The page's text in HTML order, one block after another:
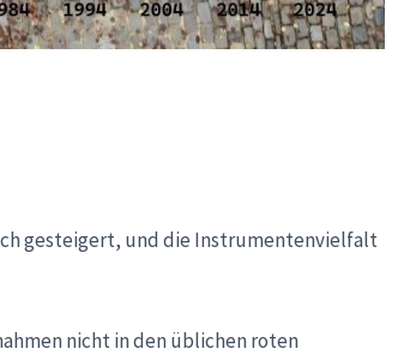
gesteigert, und die Instrumentenvielfalt
nicht in den üblichen roten